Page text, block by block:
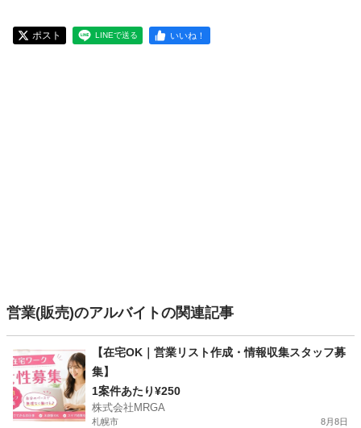
ポスト LINEで送る いいね！
営業(販売)のアルバイトの関連記事
【在宅OK｜営業リスト作成・情報収集スタッフ募
集】
1案件あたり¥250
株式会社MRGA
札幌市 8月8日